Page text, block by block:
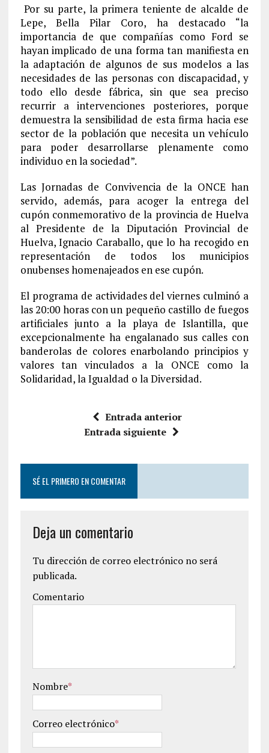
Por su parte, la primera teniente de alcalde de
Lepe, Bella Pilar Coro, ha destacado “la
importancia de que compañías como Ford se
hayan implicado de una forma tan manifiesta en
la adaptación de algunos de sus modelos a las
necesidades de las personas con discapacidad, y
todo ello desde fábrica, sin que sea preciso
recurrir a intervenciones posteriores, porque
demuestra la sensibilidad de esta firma hacia ese
sector de la población que necesita un vehículo
para poder desarrollarse plenamente como
individuo en la sociedad”.
Las Jornadas de Convivencia de la ONCE han
servido, además, para acoger la entrega del
cupón conmemorativo de la provincia de Huelva
al Presidente de la Diputación Provincial de
Huelva, Ignacio Caraballo, que lo ha recogido en
representación de todos los municipios
onubenses homenajeados en ese cupón.
El programa de actividades del viernes culminó a
las 20:00 horas con un pequeño castillo de fuegos
artificiales junto a la playa de Islantilla, que
excepcionalmente ha engalanado sus calles con
banderolas de colores enarbolando principios y
valores tan vinculados a la ONCE como la
Solidaridad, la Igualdad o la Diversidad.
Entrada anterior
Entrada siguiente
SÉ EL PRIMERO EN COMENTAR
Deja un comentario
Tu dirección de correo electrónico no será
publicada.
Comentario
Nombre*
Correo electrónico*